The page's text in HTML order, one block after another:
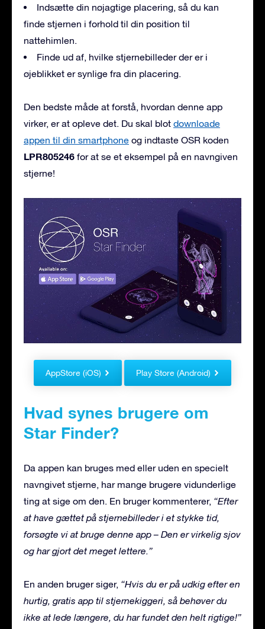
Indsætte din nøjagtige placering, så du kan
finde stjernen i forhold til din position til
nattehimlen.
Finde ud af, hvilke stjernebilleder der er i
øjeblikket er synlige fra din placering.
Den bedste måde at forstå, hvordan denne app
virker, er at opleve det. Du skal blot downloade
appen til din smartphone og indtaste OSR koden
LPR805246 for at se et eksempel på en navngiven
stjerne!
AppStore (iOS) Play Store (Android)
Hvad synes brugere om
Star Finder?
Da appen kan bruges med eller uden en specielt
navngivet stjerne, har mange brugere vidunderlige
ting at sige om den. En bruger kommenterer, “Efter
at have gættet på stjernebilleder i et stykke tid,
forsøgte vi at bruge denne app – Den er virkelig sjov
og har gjort det meget lettere.”
En anden bruger siger, “Hvis du er på udkig efter en
hurtig, gratis app til stjernekiggeri, så behøver du
ikke at lede længere, du har fundet den helt rigtige!”